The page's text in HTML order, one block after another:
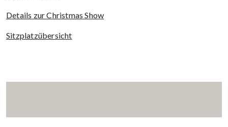
Details zur Christmas Show
Sitzplatzübersicht